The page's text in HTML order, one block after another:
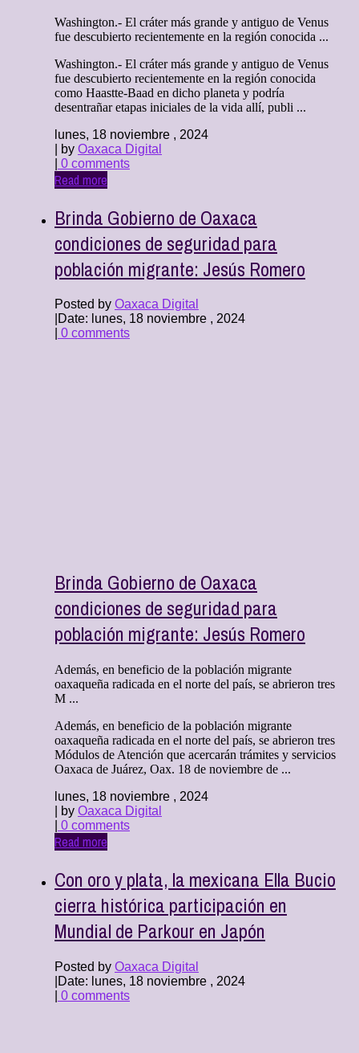
Washington.- El cráter más grande y antiguo de Venus
fue descubierto recientemente en la región conocida ...
Washington.- El cráter más grande y antiguo de Venus
fue descubierto recientemente en la región conocida
como Haastte-Baad en dicho planeta y podría
desentrañar etapas iniciales de la vida allí, publi ...
lunes, 18 noviembre , 2024
| by Oaxaca Digital
0 comments
Read more
Brinda Gobierno de Oaxaca
condiciones de seguridad para
población migrante: Jesús Romero
Posted by Oaxaca Digital
Date: lunes, 18 noviembre , 2024
0 comments
Brinda Gobierno de Oaxaca
condiciones de seguridad para
población migrante: Jesús Romero
Además, en beneficio de la población migrante
oaxaqueña radicada en el norte del país, se abrieron tres
M ...
Además, en beneficio de la población migrante
oaxaqueña radicada en el norte del país, se abrieron tres
Módulos de Atención que acercarán trámites y servicios
Oaxaca de Juárez, Oax. 18 de noviembre de ...
lunes, 18 noviembre , 2024
| by Oaxaca Digital
0 comments
Read more
Con oro y plata, la mexicana Ella Bucio
cierra histórica participación en
Mundial de Parkour en Japón
Posted by Oaxaca Digital
Date: lunes, 18 noviembre , 2024
0 comments